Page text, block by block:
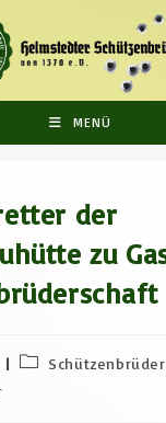
MENÜ
der
zu
Beitrags-